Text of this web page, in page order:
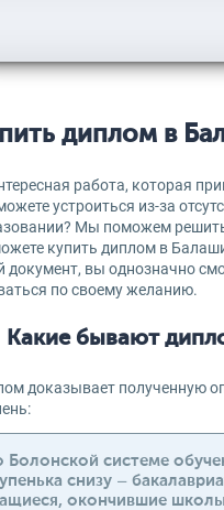
диплом в
работа, которая
устроиться из-за
Мы поможем
купить диплом в
документ, вы однозначно
по своему желанию.
Какие бывают
доказывает полученную
Болонской системе
снизу –
окончившие